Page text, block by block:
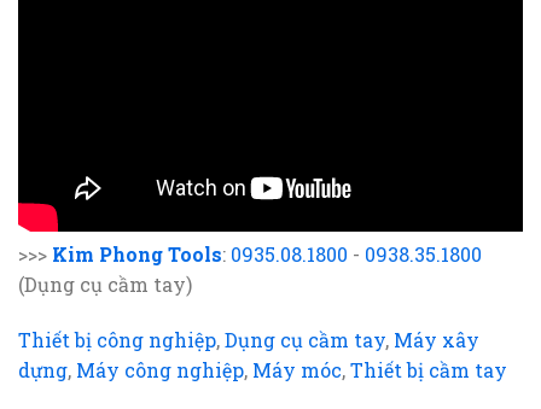
>>> Kim Phong Tools: 0935.08.1800 - 0938.35.1800
(Dụng cụ cầm tay)
Thiết bị công nghiệp,Dụng cụ cầm tay, Máy xây
dựng, Máy công nghiệp, Máy móc,Thiết bị cầm tay